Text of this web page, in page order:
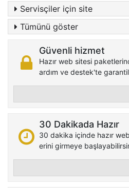
Servisçiler için site
Tümünü göster
Güvenli hizmet
Hazır web sitesi
ardım ve destek'te
30 Dakikada Hazır
30 dakika içinde hazır
erini girmeye